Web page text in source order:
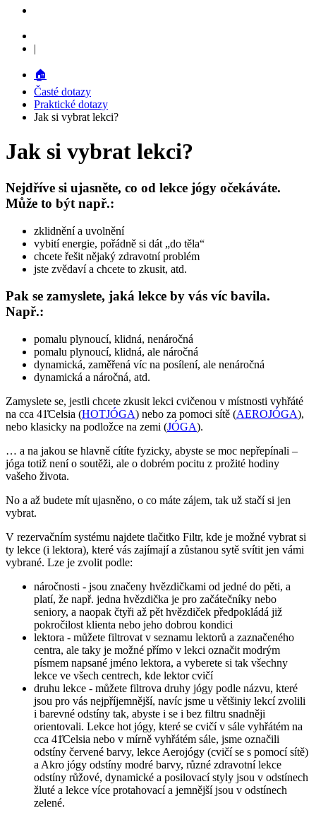
|
🏠
Časté dotazy
Praktické dotazy
Jak si vybrat lekci?
Jak si vybrat lekci?
Nejdříve si ujasněte, co od lekce jógy očekáváte.
Může to být např.:
zklidnění a uvolnění
vybití energie, pořádně si dát „do těla“
chcete řešit nějaký zdravotní problém
jste zvědaví a chcete to zkusit, atd.
Pak se zamyslete, jaká lekce by vás víc bavila.
Např.:
pomalu plynoucí, klidná, nenáročná
pomalu plynoucí, klidná, ale náročná
dynamická, zaměřená víc na posílení, ale nenáročná
dynamická a náročná, atd.
Zamyslete se, jestli chcete zkusit lekci cvičenou v místnosti vyhřáté
na cca 41̊Celsia (HOTJÓGA) nebo za pomoci sítě (AEROJÓGA),
nebo klasicky na podložce na zemi (JÓGA).
… a na jakou se hlavně cítíte fyzicky, abyste se moc nepřepínali –
jóga totiž není o soutěži, ale o dobrém pocitu z prožité hodiny
vašeho života.
No a až budete mít ujasněno, o co máte zájem, tak už stačí si jen
vybrat.
V rezervačním systému najdete tlačitko Filtr, kde je možné vybrat si
ty lekce (i lektora), které vás zajímají a zůstanou sytě svítit jen vámi
vybrané. Lze je zvolit podle:
náročnosti - jsou značeny hvězdičkami od jedné do pěti, a
platí, že např. jedna hvězdička je pro začátečníky nebo
seniory, a naopak čtyři až pět hvězdiček předpokládá již
pokročilost klienta nebo jeho dobrou kondici
lektora - můžete filtrovat v seznamu lektorů a zaznačeného
centra, ale taky je možné přímo v lekci označit modrým
písmem napsané jméno lektora, a vyberete si tak všechny
lekce ve všech centrech, kde lektor cvičí
druhu lekce - můžete filtrova druhy jógy podle názvu, které
jsou pro vás nejpříjemnější, navíc jsme u většiniy lekcí zvolili
i barevné odstíny tak, abyste i se i bez filtru snadněji
orientovali. Lekce hot jógy, které se cvičí v sále vyhřátém na
cca 41̊Celsia nebo v mírně vyhřátém sále, jsme označili
odstíny červené barvy, lekce Aerojógy (cvičí se s pomocí sítě)
a Akro jógy odstíny modré barvy, různé zdravotní lekce
odstíny růžové, dynamické a posilovací styly jsou v odstínech
žluté a lekce více protahovací a jemnější jsou v odstínech
zelené.